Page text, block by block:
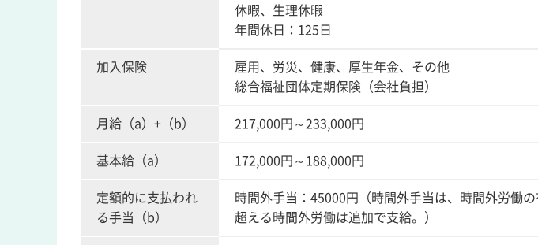
休暇、生理休暇
年間休日：125日
加入保険
雇用、労災、健康、厚生年金、その他
総合福祉団体定期保険（会社負担）
月給（a）+（b） 217,000円～233,000円
基本給（a） 172,000円～188,000円
定額的に支払われ
る手当（b）
時間外手当：45000円（時間外手当は、時間外労働
超える時間外労働は追加で支給。）